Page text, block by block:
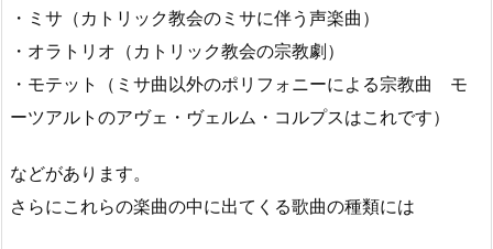
・ミサ（カトリック教会のミサに伴う声楽曲）
・オラトリオ（カトリック教会の宗教劇）
・モテット（ミサ曲以外のポリフォニーによる宗教曲 モ
ーツアルトのアヴェ・ヴェルム・コルプスはこれです）
などがあります。
さらにこれらの楽曲の中に出てくる歌曲の種類には